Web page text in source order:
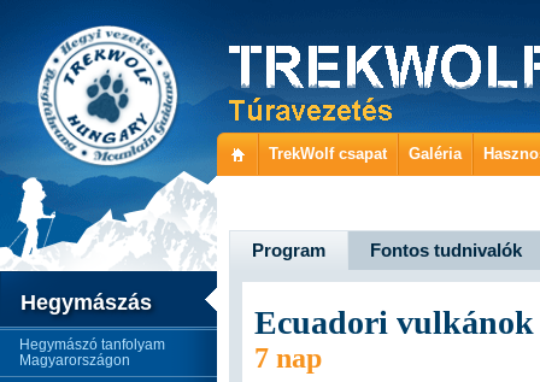
TrekWolf csapat Galéria
Hegymászás
Hegymászó tanfolyam
Magyarországon
Program Fontos tudnivalók
Ecuadori vulkánok
7 nap